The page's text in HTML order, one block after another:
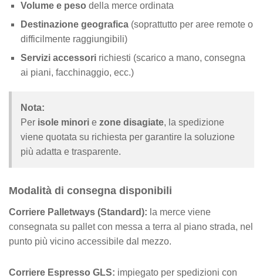
Volume e peso della merce ordinata
Destinazione geografica (soprattutto per aree remote o
difficilmente raggiungibili)
Servizi accessori richiesti (scarico a mano, consegna
ai piani, facchinaggio, ecc.)
Nota:
Per isole minori e zone disagiate, la spedizione
viene quotata su richiesta per garantire la soluzione
più adatta e trasparente.
Modalità di consegna disponibili
Corriere Palletways (Standard): la merce viene
consegnata su pallet con messa a terra al piano strada, nel
punto più vicino accessibile dal mezzo.
Corriere Espresso GLS: impiegato per spedizioni con